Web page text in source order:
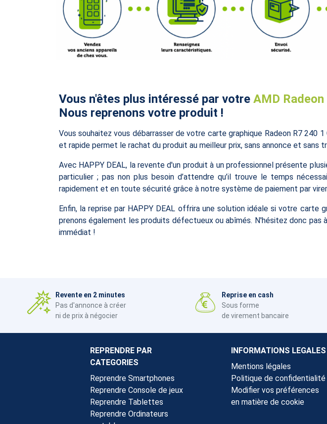
Vous n'êtes plus intéressé par votre AMD Radeon
Nous reprenons votre produit !
Vous souhaitez vous débarrasser de votre carte graphique Radeon R7 240
et rapide permet le rachat du produit au meilleur prix, sans annonce et sans
Avec HAPPY DEAL, la revente d'un produit à un professionnel présente
particulier ; pas non plus besoin d’attendre qu’il trouve le temps
rapidement et en toute sécurité grâce à notre système de paiement par
Enfin, la reprise par HAPPY DEAL offrira une solution idéale si votre
prenons également les produits défectueux ou abîmés. N'hésitez donc
immédiat !
Revente en 2 minutes
Pas d'annonce à créer
ni de prix à négocier
Reprise en cash
Sous forme
de virement bancaire
REPRENDRE PAR
CATEGORIES
Reprendre Smartphones
Reprendre Console de jeux
Reprendre Tablettes
Reprendre Ordinateurs
INFORMATIONS LEGALES
Mentions légales
Politique de confidentialité
Modifier vos préférences
en matière de cookie